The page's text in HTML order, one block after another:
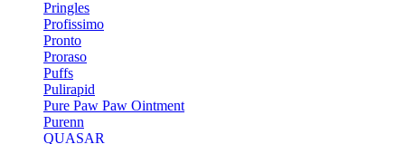
Pringles
Profissimo
Pronto
Proraso
Puffs
Pulirapid
Pure Paw Paw Ointment
Purenn
QUASAR